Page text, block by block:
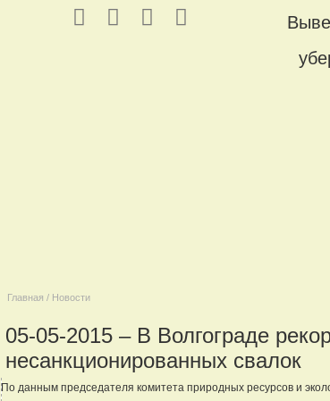
Главная / Новости
05-05-2015 – В Волгограде
несанкционированных свалок
По данным председателя комитета природных ресурсов и